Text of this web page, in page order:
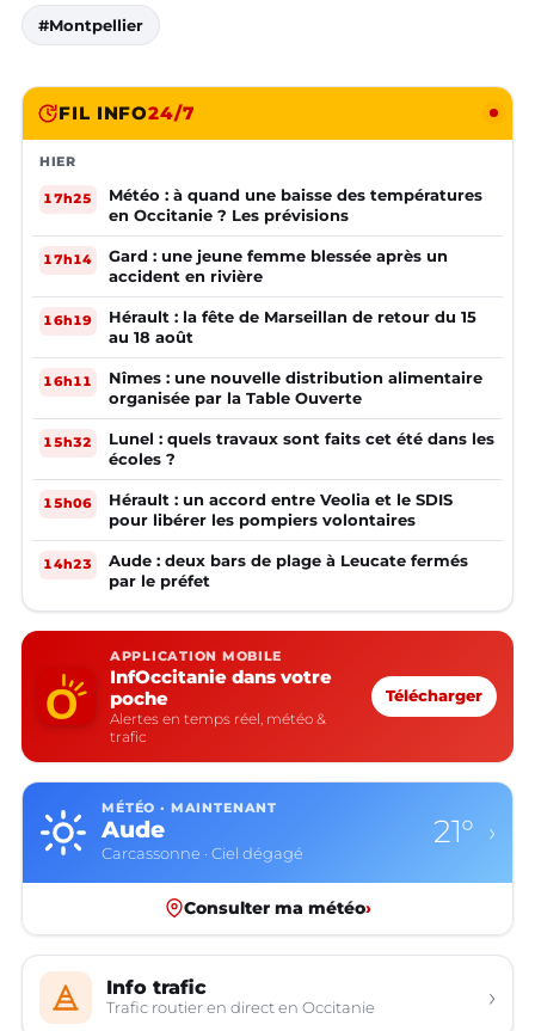
#Montpellier
FIL INFO24/7
HIER
17h25
Météo : à quand une baisse des températures
en Occitanie ? Les prévisions
17h14
Gard : une jeune femme blessée après un
accident en rivière
16h19
Hérault : la fête de Marseillan de retour du 15
au 18 août
16h11
Nîmes : une nouvelle distribution alimentaire
organisée par la Table Ouverte
15h32
Lunel : quels travaux sont faits cet été dans les
écoles ?
15h06
Hérault : un accord entre Veolia et le SDIS
pour libérer les pompiers volontaires
14h23
Aude : deux bars de plage à Leucate fermés
par le préfet
APPLICATION MOBILE
InfOccitanie dans votre
poche
Alertes en temps réel, météo &
trafic
Télécharger
MÉTÉO · MAINTENANT
Aude
Carcassonne · Ciel dégagé
21° ›
Consulter ma météo›
Info trafic
Trafic routier en direct en Occitanie ›